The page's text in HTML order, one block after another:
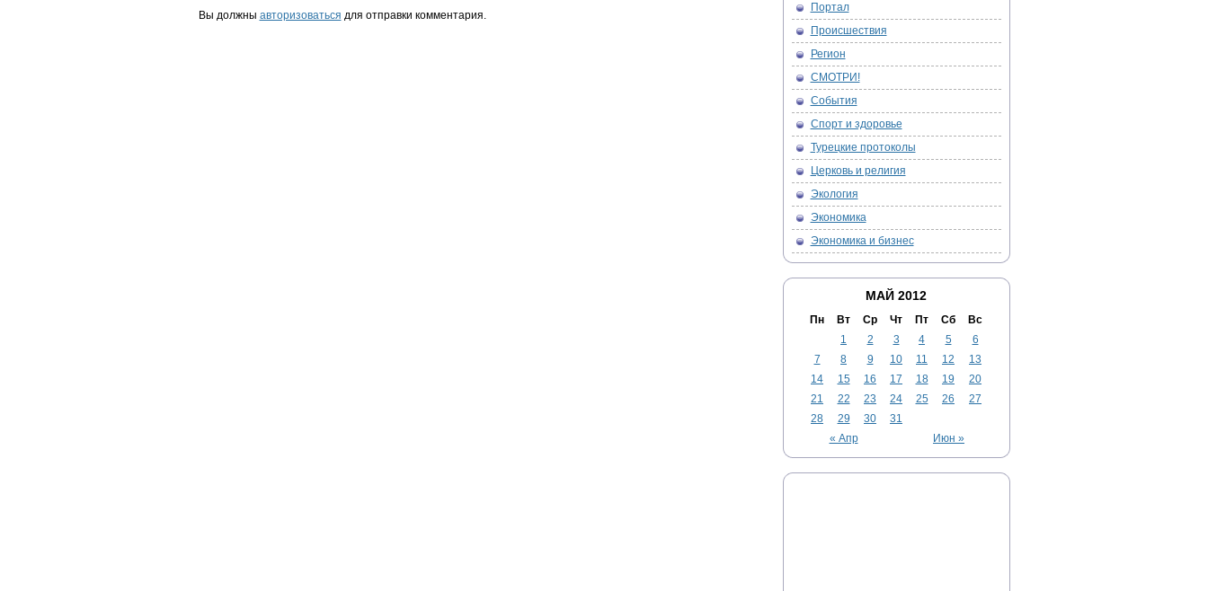
Вы должны авторизоваться для отправки комментария.
Портал
Происшествия
Регион
СМОТРИ!
События
Спорт и здоровье
Турецкие протоколы
Церковь и религия
Экология
Экономика
Экономика и бизнес
МАЙ 2012
Пн Вт Ср Чт Пт Сб Вс
« Апр Июн »
1 2 3 4 5
6
7
8 9 10 11 12
13
14
15 16 17 18 19
20
21
22 23 24 25 26
27
28
29 30 31